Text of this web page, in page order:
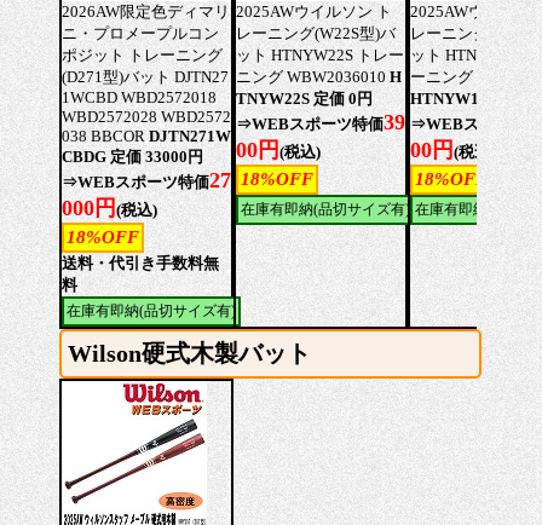
2026AW限定色ディマリ
ニ・プロメープルコン
ポジット トレーニング
(D271型)バット DJTN27
1WCBD WBD2572018
WBD2572028 WBD2572
038 BBCOR DJTN271W
CBDG 定価 33000円
⇒WEBスポーツ特価27
000円 (税込)
18%OFF
送料・代引き手数料無
料
在庫有即納(品切サイズ有)
2025AWウイルソン ト
レーニング(W22S型)バ
ット HTNYW22S トレー
ニング WBW2036010H
TNYW22S 定価 0円
⇒WEBスポーツ特価39
00円 (税込)
18%OFF
在庫有即納(品切サイズ有)
2025AWウイルソ
レーニング
ット HTNYW13M
ーニング
HTNYW13M 定価
⇒WEBスポーツ
00円 (税込)
18%OFF
在庫有即納(品切サ
Wilson硬式木製バット